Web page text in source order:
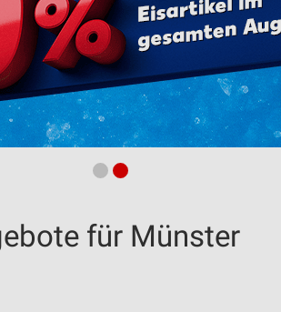
für Münster